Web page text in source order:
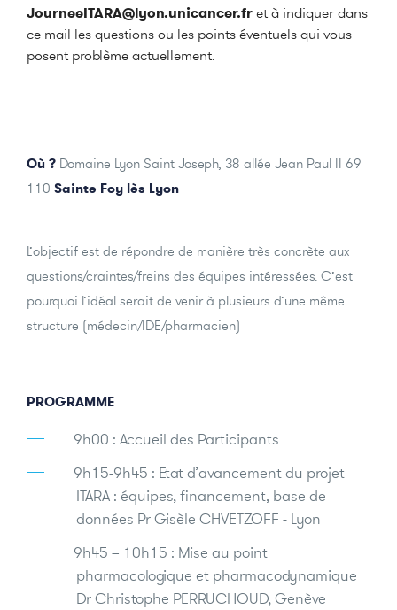
JourneeITARA@lyon.unicancer.fr et à indiquer dans
ce mail les questions ou les points éventuels qui vous
posent problème actuellement.
Où ? Domaine Lyon Saint Joseph, 38 allée Jean Paul II 69
110 Sainte Foy lès Lyon
L’objectif est de répondre de manière très concrète aux
questions/craintes/freins des équipes intéressées. C’est
pourquoi l’idéal serait de venir à plusieurs d’une même
structure (médecin/IDE/pharmacien)
PROGRAMME
9h00 : Accueil des Participants
9h15-9h45 : Etat d’avancement du projet
ITARA : équipes, financement, base de
données Pr Gisèle CHVETZOFF - Lyon
9h45 – 10h15 : Mise au point
pharmacologique et pharmacodynamique
Dr Christophe PERRUCHOUD, Genève